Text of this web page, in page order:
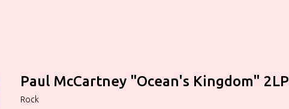
Paul McCartney ‎"Ocean's Kingdom" 2LP
Rock